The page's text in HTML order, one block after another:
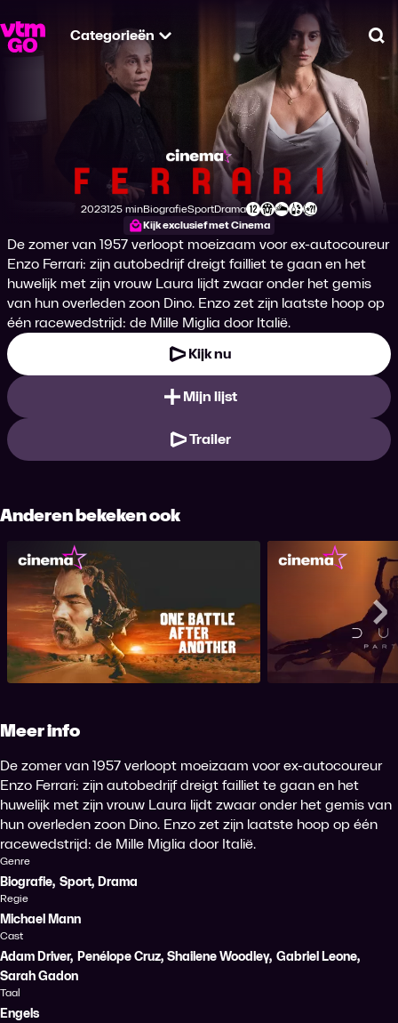
Categorieën
Ferrari
Productiejaar
2023
Tijdsduur
125 min
Genre
Biografie
Genre
Sport
Genre
Drama
Leeftijdsclassificatie
Kijk exclusief met Cinema
De zomer van 1957 verloopt moeizaam voor ex-autocoureur
Enzo Ferrari: zijn autobedrijf dreigt failliet te gaan en het
huwelijk met zijn vrouw Laura lijdt zwaar onder het gemis
van hun overleden zoon Dino. Enzo zet zijn laatste hoop op
één racewedstrijd: de Mille Miglia door Italië.
Kijk nu
Mijn lijst
Trailer
Anderen bekeken ook
One Battle After Another Dune:
Meer info
De zomer van 1957 verloopt moeizaam voor ex-autocoureur
Enzo Ferrari: zijn autobedrijf dreigt failliet te gaan en het
huwelijk met zijn vrouw Laura lijdt zwaar onder het gemis van
hun overleden zoon Dino. Enzo zet zijn laatste hoop op één
racewedstrijd: de Mille Miglia door Italië.
Genre
Biografie, Sport, Drama
Regie
Michael Mann
Cast
Adam Driver, Penélope Cruz, Shailene Woodley, Gabriel Leone,
Sarah Gadon
Taal
Engels